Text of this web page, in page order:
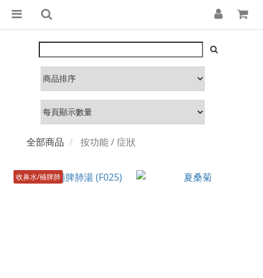
全部商品 按功能 / 症狀
收鼻水/補脾肺